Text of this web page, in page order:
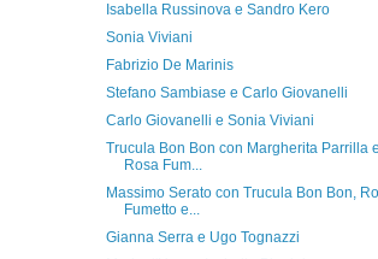
Isabella Russinova e Sandro Kero
Sonia Viviani
Fabrizio De Marinis
Stefano Sambiase e Carlo Giovanelli
Carlo Giovanelli e Sonia Viviani
Trucula Bon Bon con Margherita Parrilla
Rosa Fum...
Massimo Serato con Trucula Bon Bon,
Fumetto e...
Gianna Serra e Ugo Tognazzi